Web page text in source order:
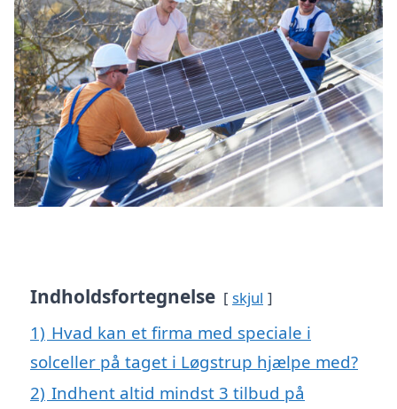
Indholdsfortegnelse skjul
1) Hvad kan et firma med speciale i
solceller på taget i Løgstrup hjælpe med?
2) Indhent altid mindst 3 tilbud på